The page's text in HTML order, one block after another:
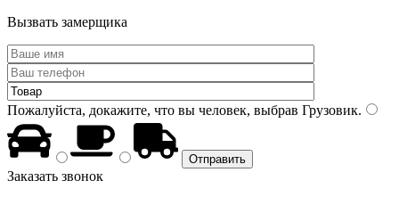
Вызвать замерщика
Пожалуйста, докажите, что вы человек, выбрав Грузовик.
Заказать звонок